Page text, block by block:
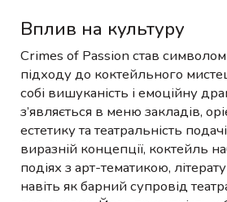
Вплив на культуру
Crimes of Passion став символом
підходу до коктейльного
собі вишуканість і емоційну
з’являється в меню закладів,
естетику та театральність
виразній концепції, коктейль
подіях з арт-тематикою,
навіть як барний супровід